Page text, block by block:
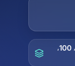
جداول قيم سريعة: 1، 5، 10، 100،